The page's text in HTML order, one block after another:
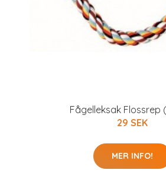
Fågelleksak Flossrep
29 SEK
MER INFO!